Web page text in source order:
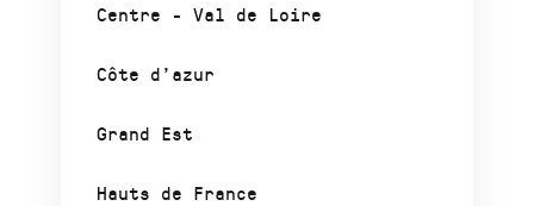
Centre - Val de Loire
Côte d’azur
Grand Est
Hauts de France